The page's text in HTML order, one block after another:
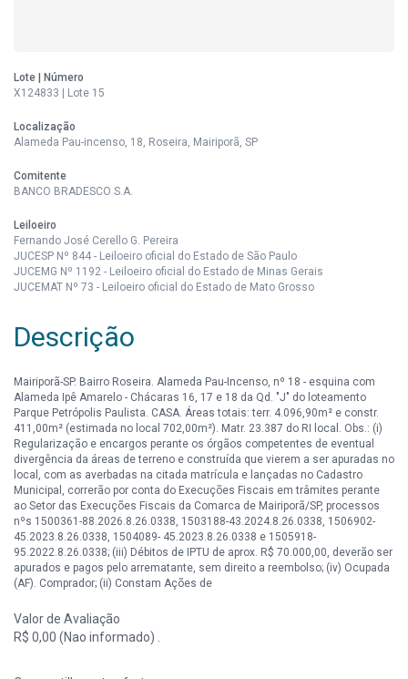
Lote | Número
X124833 | Lote 15
Localização
Alameda Pau-incenso, 18, Roseira, Mairiporã, SP
Comitente
BANCO BRADESCO S.A.
Leiloeiro
Fernando José Cerello G. Pereira
JUCESP Nº 844 - Leiloeiro oficial do Estado de São Paulo
JUCEMG Nº 1192 - Leiloeiro oficial do Estado de Minas Gerais
JUCEMAT Nº 73 - Leiloeiro oficial do Estado de Mato Grosso
Descrição
Mairiporã-SP. Bairro Roseira. Alameda Pau-Incenso, nº 18 - esquina com
Alameda Ipê Amarelo - Chácaras 16, 17 e 18 da Qd. "J" do loteamento
Parque Petrópolis Paulista. CASA. Áreas totais: terr. 4.096,90m² e constr.
411,00m² (estimada no local 702,00m²). Matr. 23.387 do RI local. Obs.: (i)
Regularização e encargos perante os órgãos competentes de eventual
divergência da áreas de terreno e construída que vierem a ser apuradas no
local, com as averbadas na citada matrícula e lançadas no Cadastro
Municipal, correrão por conta do Execuções Fiscais em trâmites perante
ao Setor das Execuções Fiscais da Comarca de Mairiporã/SP, processos
nºs 1500361-88.2026.8.26.0338, 1503188-43.2024.8.26.0338, 1506902-
45.2023.8.26.0338, 1504089- 45.2023.8.26.0338 e 1505918-
95.2022.8.26.0338; (iii) Débitos de IPTU de aprox. R$ 70.000,00, deverão ser
apurados e pagos pelo arrematante, sem direito a reembolso; (iv) Ocupada
(AF). Comprador; (ii) Constam Ações de
Valor de Avaliação
R$ 0,00 (Nao informado) .